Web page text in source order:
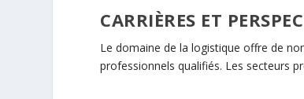
CARRIÈRES ET
Le domaine de la logistique offre de
professionnels qualifiés. Les secteurs